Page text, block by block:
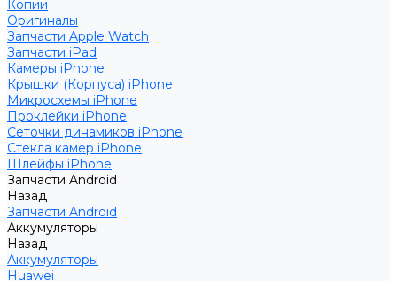
Копии
Оригиналы
Запчасти Apple Watch
Запчасти iPad
Камеры iPhone
Крышки (Корпуса) iPhone
Микросхемы iPhone
Проклейки iPhone
Сеточки динамиков iPhone
Стекла камер iPhone
Шлейфы iPhone
Запчасти Android
Назад
Запчасти Android
Аккумуляторы
Назад
Аккумуляторы
Huawei